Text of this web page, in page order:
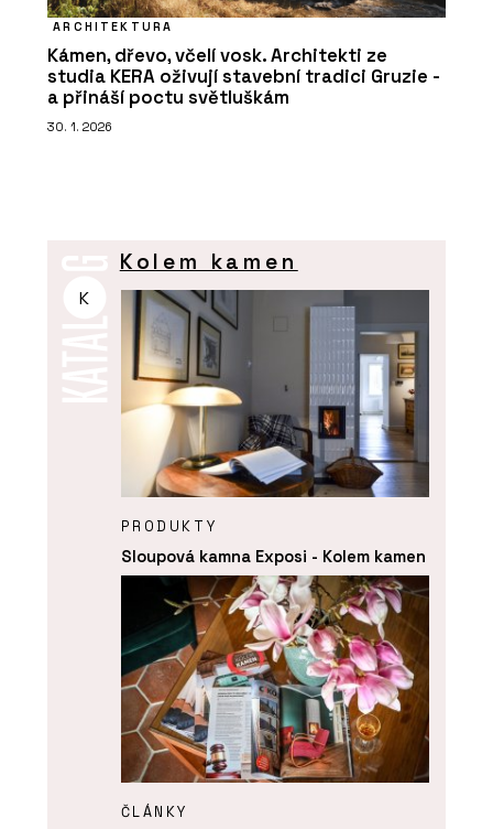
ARCHITEKTURA
Kámen, dřevo, včelí vosk. Architekti ze
studia KERA oživují stavební tradici Gruzie -
a přináší poctu světluškám
30. 1. 2026
K
Kolem kamen
PRODUKTY
Sloupová kamna Exposi - Kolem kamen
ČLÁNKY